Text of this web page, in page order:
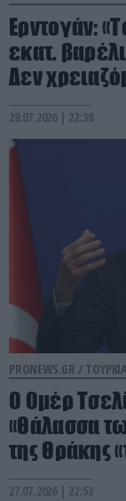
Ερντογάν:
εκατ.
Δεν
28.07.2026 | 22:38
PRONEWS.GR / ΤΟΥΡΚΙΑ
Ο Ομέρ
«Θάλασσα
της Θράκης
27.07.2026 | 22:53